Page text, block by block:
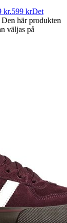
kr.599 krDet
Den här produkten
väljas på